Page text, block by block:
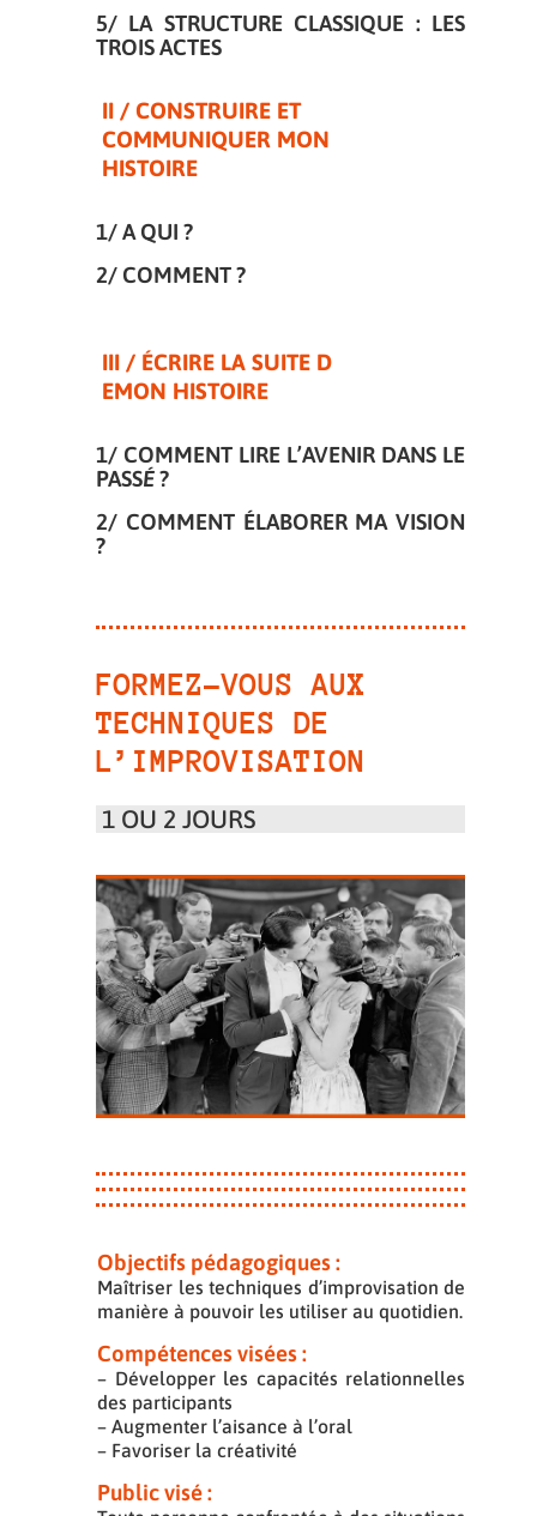
5/ LA STRUCTURE CLASSIQUE : LES
TROIS ACTES
II / CONSTRUIRE ET
COMMUNIQUER MON
HISTOIRE
1/ A QUI ?
2/ COMMENT ?
III / ÉCRIRE LA SUITE D
EMON HISTOIRE
1/ COMMENT LIRE L’AVENIR DANS LE
PASSÉ?
2/ COMMENT ÉLABORER MA VISION
?
FORMEZ-VOUS AUX
TECHNIQUES DE
L’IMPROVISATION
1 OU 2 JOURS
Objectifs pédagogiques :
Maîtriser les techniques d’improvisation de
manière à pouvoir les utiliser au quotidien.
Compétences visées :
– Développer les capacités relationnelles
des participants
– Augmenter l’aisance à l’oral
– Favoriser la créativité
Public visé :